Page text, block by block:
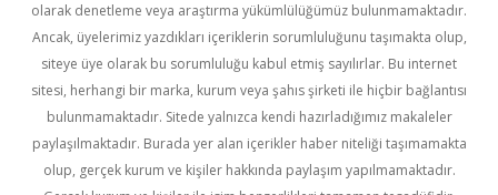
olarak denetleme veya araştırma yükümlülüğümüz bulunmamaktadır.
Ancak, üyelerimiz yazdıkları içeriklerin sorumluluğunu taşımakta olup,
siteye üye olarak bu sorumluluğu kabul etmiş sayılırlar. Bu internet
sitesi, herhangi bir marka, kurum veya şahıs şirketi ile hiçbir bağlantısı
bulunmamaktadır. Sitede yalnızca kendi hazırladığımız makaleler
paylaşılmaktadır. Burada yer alan içerikler haber niteliği taşımamakta
olup, gerçek kurum ve kişiler hakkında paylaşım yapılmamaktadır.